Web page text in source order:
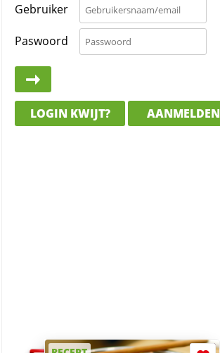
Gebruiker
Paswoord
LOGIN KWIJT? AANMELDEN